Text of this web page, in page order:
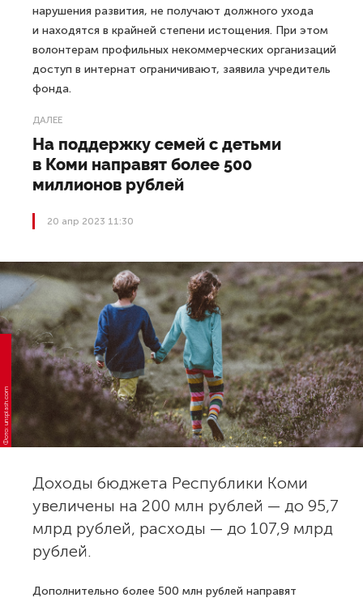
нарушения развития, не получают должного ухода
и находятся в крайней степени истощения. При этом
волонтерам профильных некоммерческих организаций
доступ в интернат ограничивают, заявила учредитель
фонда.
ДАЛЕЕ
На поддержку семей с детьми
в Коми направят более 500
миллионов рублей
20 апр 2023 11:30
Фото: unsplash.com
Доходы бюджета Республики Коми
увеличены на 200 млн рублей — до 95,7
млрд рублей, расходы — до 107,9 млрд
рублей.
Дополнительно более 500 млн рублей направят